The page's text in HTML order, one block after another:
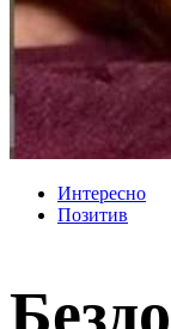
Интересно
Позитив